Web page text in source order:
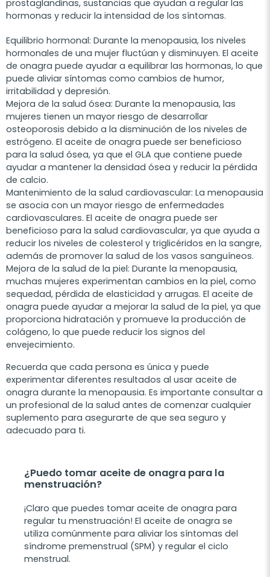
prostaglandinas, sustancias que ayudan a regular las
hormonas y reducir la intensidad de los síntomas.
Equilibrio hormonal: Durante la menopausia, los niveles
hormonales de una mujer fluctúan y disminuyen. El aceite
de onagra puede ayudar a equilibrar las hormonas, lo que
puede aliviar síntomas como cambios de humor,
irritabilidad y depresión.
Mejora de la salud ósea: Durante la menopausia, las
mujeres tienen un mayor riesgo de desarrollar
osteoporosis debido a la disminución de los niveles de
estrógeno. El aceite de onagra puede ser beneficioso
para la salud ósea, ya que el GLA que contiene puede
ayudar a mantener la densidad ósea y reducir la pérdida
de calcio.
Mantenimiento de la salud cardiovascular: La menopausia
se asocia con un mayor riesgo de enfermedades
cardiovasculares. El aceite de onagra puede ser
beneficioso para la salud cardiovascular, ya que ayuda a
reducir los niveles de colesterol y triglicéridos en la sangre,
además de promover la salud de los vasos sanguíneos.
Mejora de la salud de la piel: Durante la menopausia,
muchas mujeres experimentan cambios en la piel, como
sequedad, pérdida de elasticidad y arrugas. El aceite de
onagra puede ayudar a mejorar la salud de la piel, ya que
proporciona hidratación y promueve la producción de
colágeno, lo que puede reducir los signos del
envejecimiento.
Recuerda que cada persona es única y puede
experimentar diferentes resultados al usar aceite de
onagra durante la menopausia. Es importante consultar a
un profesional de la salud antes de comenzar cualquier
suplemento para asegurarte de que sea seguro y
adecuado para ti.
¿Puedo tomar aceite de onagra para la
menstruación?
¡Claro que puedes tomar aceite de onagra para
regular tu menstruación! El aceite de onagra se
utiliza comúnmente para aliviar los síntomas del
síndrome premenstrual (SPM) y regular el ciclo
menstrual.